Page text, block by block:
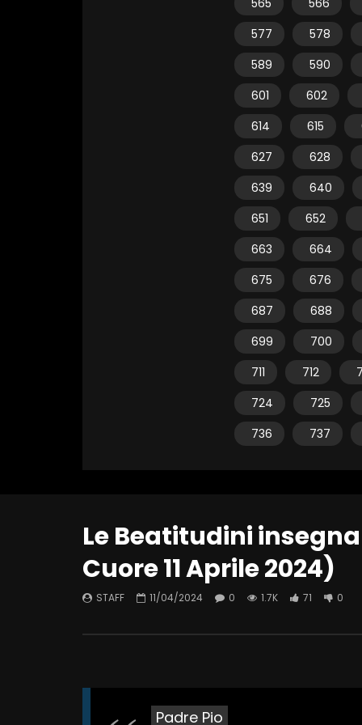
565
566
577
578
589
590
601
602
614
615
627
628
639
640
651
652
663
664
675
676
687
688
699
700
711
712
724
725
736
737
Le Beatitudini
Cuore 11 Aprile 2024)
STAFF 11/04/2024 0 1.7K 71 0
Padre Pio